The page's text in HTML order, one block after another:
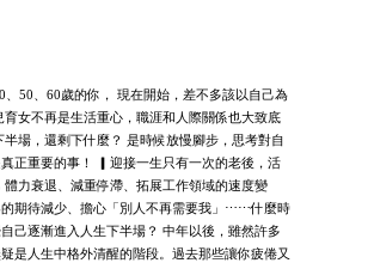
、50、60歲的你， 現在開始，差不多該以自己為
育女不再是生活重心，職涯和人際關係也大致底
半場，還剩下什麼？ 是時候放慢腳步，思考對自
正重要的事！ ▎迎接一生只有一次的老後，活
體力衰退、減重停滯、拓展工作領域的速度變
的期待減少、擔心「別人不再需要我」⋯⋯什麼時
己逐漸進入人生下半場？ 中年以後，雖然許多
是人生中格外清醒的階段。過去那些讓你疲倦又